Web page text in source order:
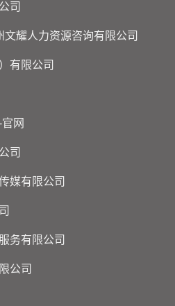
司
耀人力资源咨询有限公司
有限公司
网
司
媒有限公司
务有限公司
公司